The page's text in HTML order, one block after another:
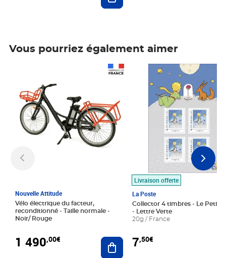
Vous pourriez également aimer
Nouvelle Attitude
Vélo électrique du facteur,
reconditionné - Taille normale -
Noir/ Rouge
1 490,00€ Ajouter au panier
Livraison offerte
La Poste
Collector 4 timbres - Le Petit
- Lettre Verte
20g / France
7,50€
Prix 7,50€